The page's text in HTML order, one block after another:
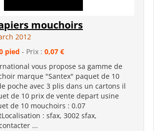
mouchoirs
2012
pied - Prix : 0,07 €
vous propose sa gamme de
marque "Santex" paquet de 10
poche avec 3 plis dans un cartons il
de 10 prix de vente depart usine
de 10 mouchoirs : 0.07
: sfax, 3002 sfax,
...